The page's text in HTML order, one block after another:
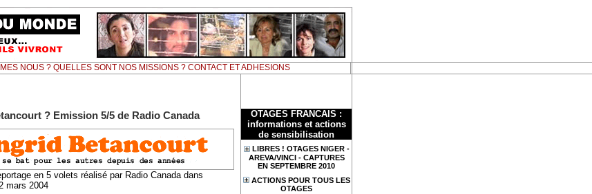
NOUS ? QUELLES SONT NOS MISSIONS ? CONTACT ET ADHESIONS
OTAGES FRANCAIS :
informations et actions
de sensibilisation
LIBRES ! OTAGES NIGER -
AREVA/VINCI - CAPTURES
EN SEPTEMBRE 2010
ACTIONS POUR TOUS LES
OTAGES
? Emission 5/5 de Radio Canada
en 5 volets réalisé par Radio Canada dans
mars 2004